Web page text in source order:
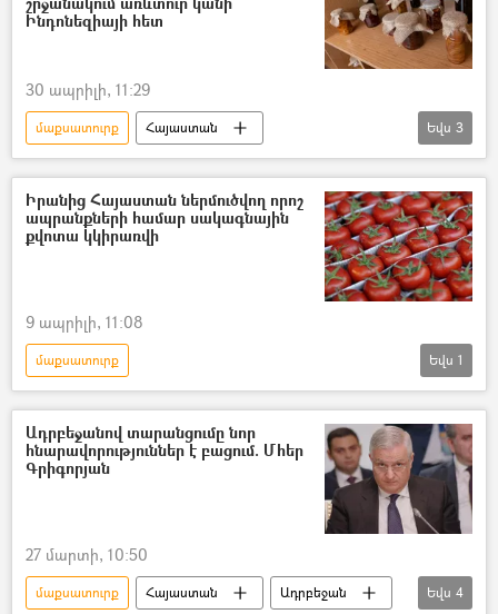
Ինդոնեզիայի հետ
30 ապրիլի, 11:29
մաքսատուրք
Հայաստան
Եվրասիական տնտեսական միություն (ԵԱՏՄ)
Հայաստան և ԵԱՏՄ
Ինդոնեզիա
Եվս 3
Իրանից Հայաստան ներմուծվող որոշ
ապրանքների համար սակագնային
քվոտա կկիրառվի
9 ապրիլի, 11:08
մաքսատուրք
Իրանի Իսլամական Հանրապետություն
Եվս 1
Ադրբեջանով տարանցումը նոր
հնարավորություններ է բացում. Մհեր
Գրիգորյան
27 մարտի, 10:50
մաքսատուրք Հայաստան
Ադրբեջան
Եվս 4